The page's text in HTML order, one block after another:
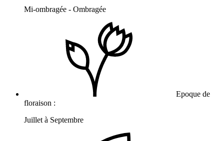
Mi-ombragée - Ombragée
Epoque de
floraison :
Juillet à Septembre